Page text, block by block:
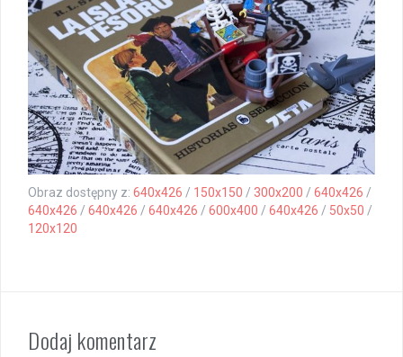
Obraz dostępny z: 640x426 / 150x150 / 300x200 / 640x426 /
640x426 / 640x426 / 640x426 / 600x400 / 640x426 / 50x50 /
120x120
Dodaj komentarz